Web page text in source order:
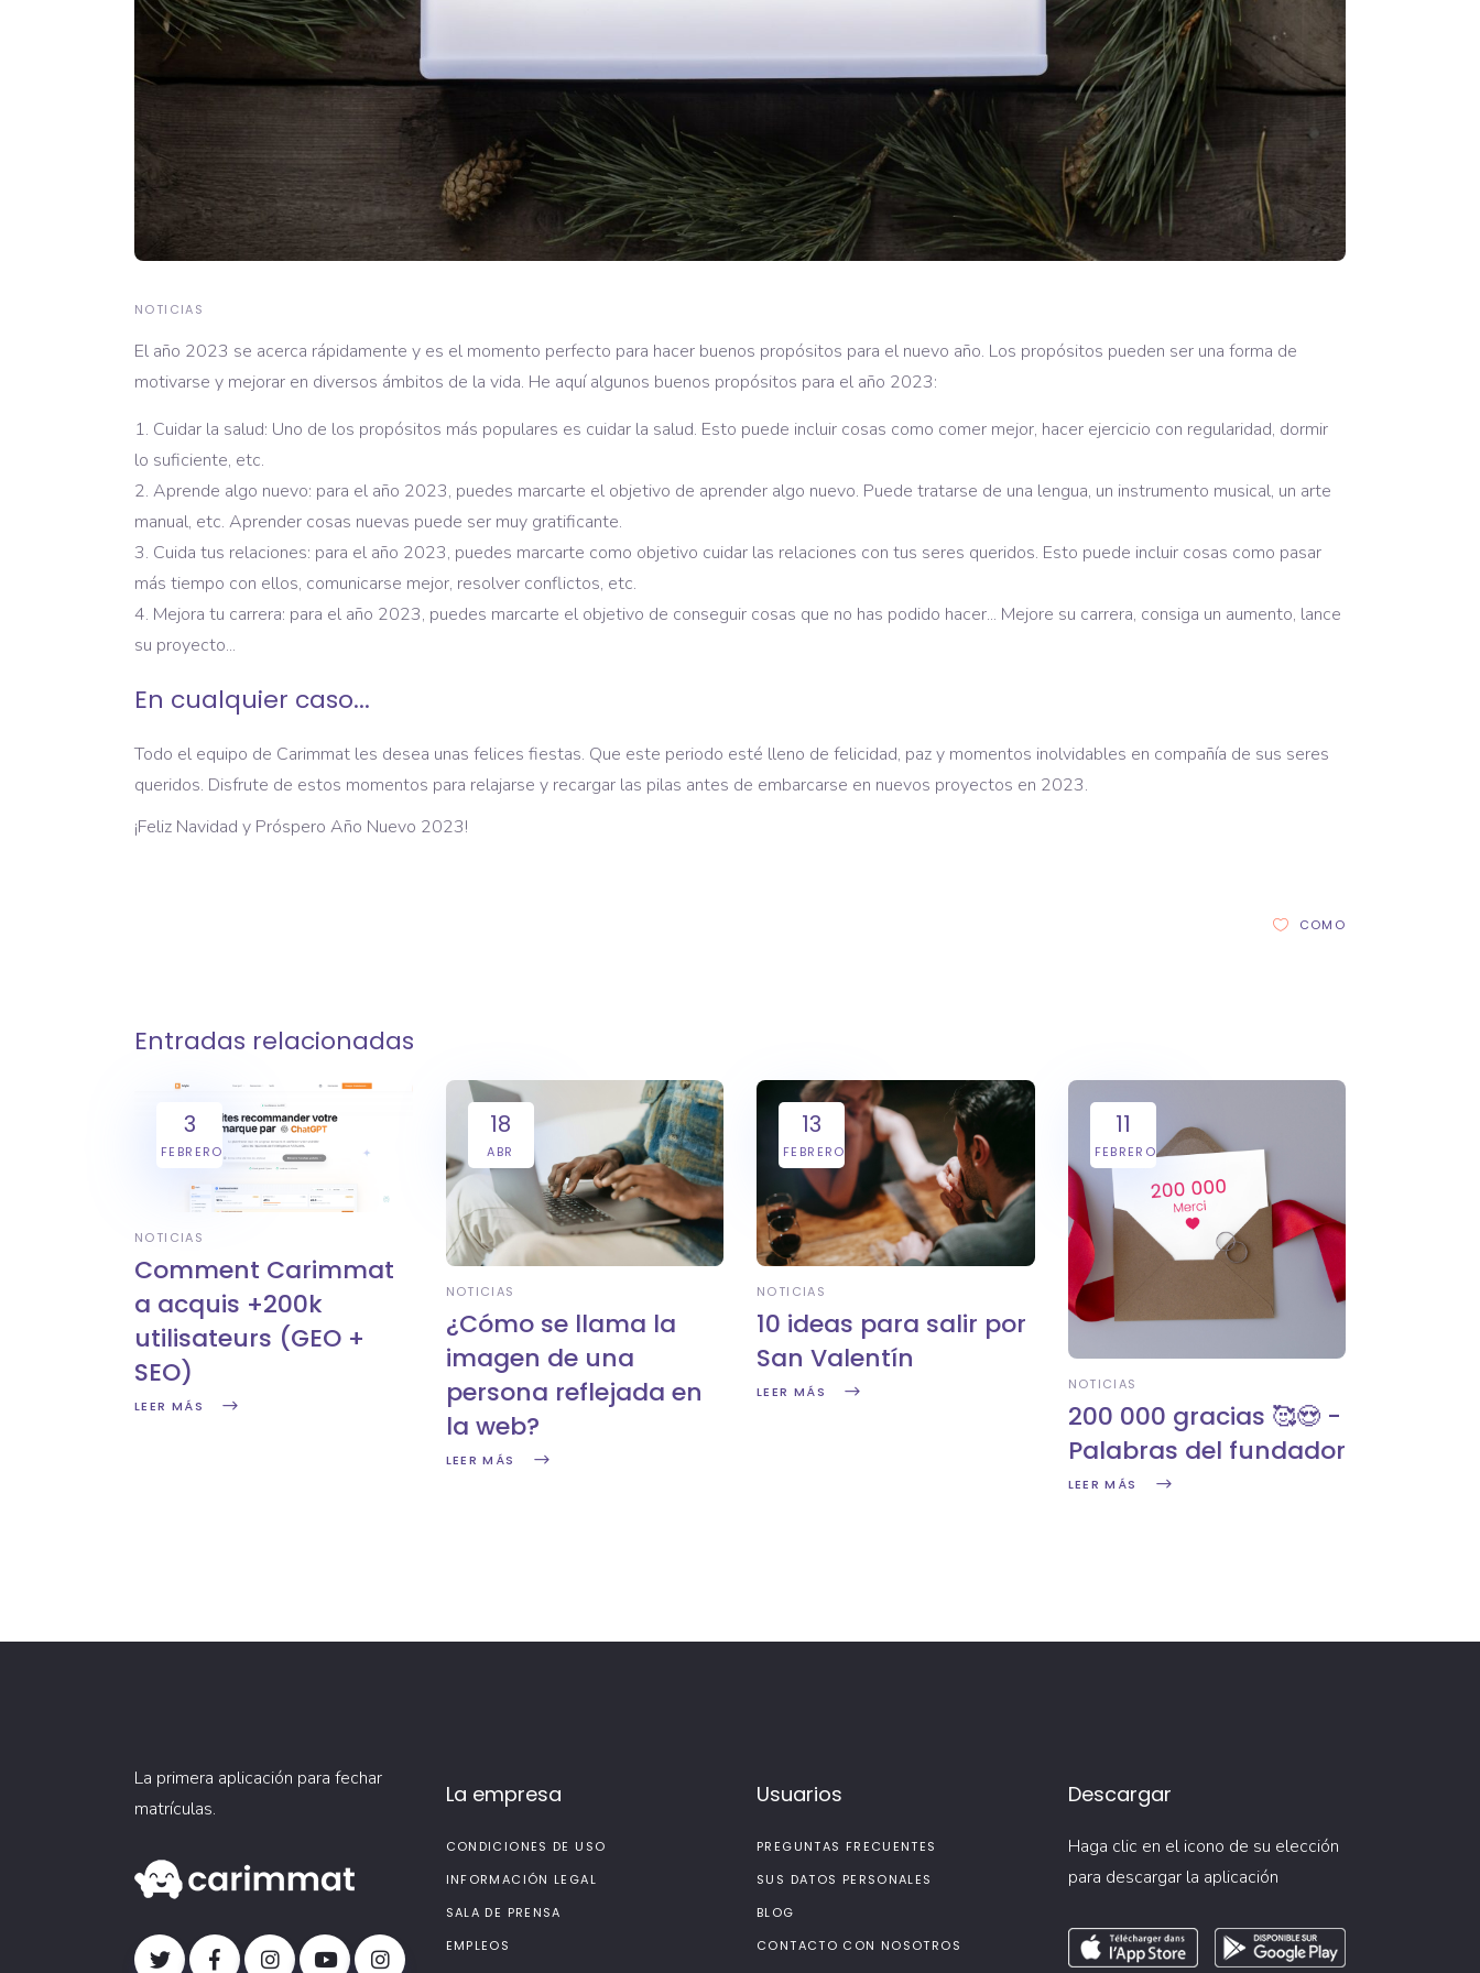
NOTICIAS
El año 2023 se acerca rápidamente y es el momento perfecto para hacer buenos propósitos para el nuevo año. Los propósitos pueden ser una forma de
motivarse y mejorar en diversos ámbitos de la vida. He aquí algunos buenos propósitos para el año 2023:
Cuidar la salud: Uno de los propósitos más populares es cuidar la salud. Esto puede incluir cosas como comer mejor, hacer ejercicio con regularidad, dormir
lo suficiente, etc.
Aprende algo nuevo: para el año 2023, puedes marcarte el objetivo de aprender algo nuevo. Puede tratarse de una lengua, un instrumento musical, un arte
manual, etc. Aprender cosas nuevas puede ser muy gratificante.
Cuida tus relaciones: para el año 2023, puedes marcarte como objetivo cuidar las relaciones con tus seres queridos. Esto puede incluir cosas como pasar
más tiempo con ellos, comunicarse mejor, resolver conflictos, etc.
Mejora tu carrera: para el año 2023, puedes marcarte el objetivo de conseguir cosas que no has podido hacer... Mejore su carrera, consiga un aumento, lance
su proyecto...
En cualquier caso...
Todo el equipo de Carimmat les desea unas felices fiestas. Que este periodo esté lleno de felicidad, paz y momentos inolvidables en compañía de sus seres
queridos. Disfrute de estos momentos para relajarse y recargar las pilas antes de embarcarse en nuevos proyectos en 2023.
¡Feliz Navidad y Próspero Año Nuevo 2023!
COMO
Entradas relacionadas
3
FEBRERO
NOTICIAS
Comment Carimmat
a acquis +200k
utilisateurs (GEO +
SEO)
LEER MÁS
18
ABR
NOTICIAS
¿Cómo se llama la
imagen de una
persona reflejada en
la web?
LEER MÁS
13
FEBRERO
NOTICIAS
10 ideas para salir por
San Valentín
LEER MÁS
11
FEBRERO
NOTICIAS
200 000 gracias 🥰😍 -
Palabras del fundador
LEER MÁS
La primera aplicación para fechar
matrículas.
La empresa
CONDICIONES DE USO
INFORMACIÓN LEGAL
SALA DE PRENSA
EMPLEOS
Usuarios
PREGUNTAS FRECUENTES
SUS DATOS PERSONALES
BLOG
CONTACTO CON NOSOTROS
Descargar
Haga clic en el icono de su elección
para descargar la aplicación